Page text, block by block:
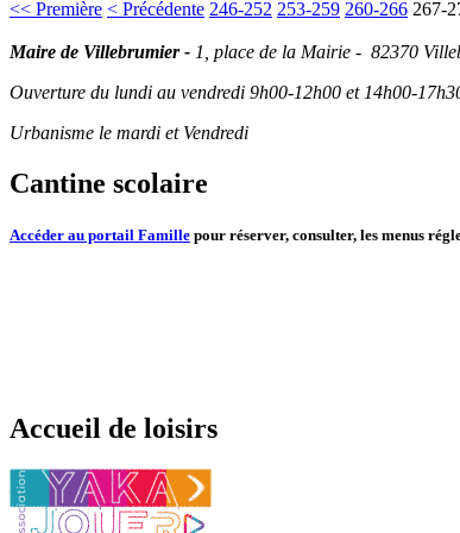
<< Première < Précédente 246-252 253-259 260-266 267-
Maire de Villebrumier - 1, place de la Mairie - 82370
Ouverture du lundi au vendredi 9h00-12h00 et 14h00-
Urbanisme le mardi et Vendredi
Cantine scolaire
Accéder au portail Famille pour réserver, consulter, les menus
Accueil de loisirs